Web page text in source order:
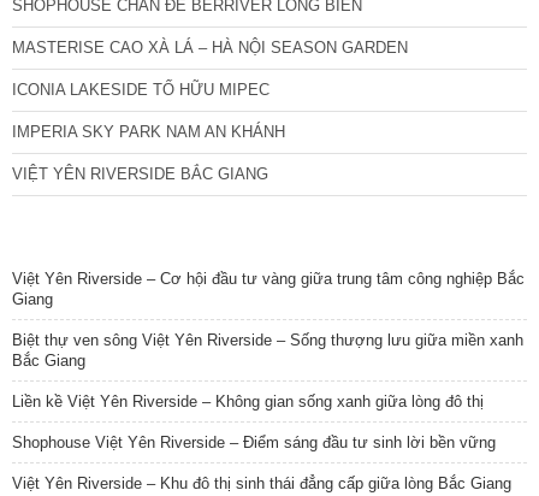
SHOPHOUSE CHÂN ĐẾ BERRIVER LONG BIÊN
MASTERISE CAO XÀ LÁ – HÀ NỘI SEASON GARDEN
ICONIA LAKESIDE TỐ HỮU MIPEC
IMPERIA SKY PARK NAM AN KHÁNH
VIỆT YÊN RIVERSIDE BẮC GIANG
Việt Yên Riverside – Cơ hội đầu tư vàng giữa trung tâm công nghiệp Bắc
Giang
Biệt thự ven sông Việt Yên Riverside – Sống thượng lưu giữa miền xanh
Bắc Giang
Liền kề Việt Yên Riverside – Không gian sống xanh giữa lòng đô thị
Shophouse Việt Yên Riverside – Điểm sáng đầu tư sinh lời bền vững
Việt Yên Riverside – Khu đô thị sinh thái đẳng cấp giữa lòng Bắc Giang